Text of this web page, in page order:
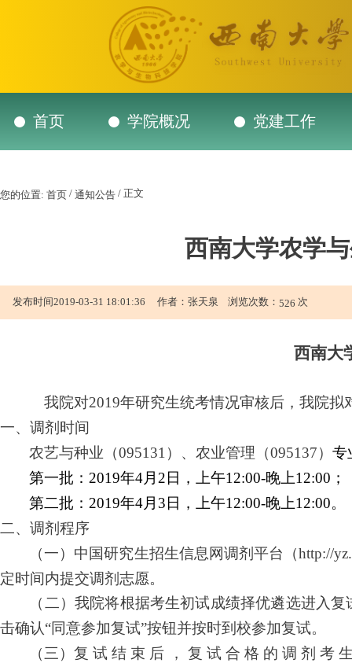
首页 学院概况 党建工作
您的位置: 首页 / 通知公告 / 正文
西南大学农学
发布时间2019-03-31 18:01:36 作者：张天泉 浏览次数： 526 次
西南大
我院对2019年研究生统考情况审核后，我院拟
一、调剂时间
农艺与种业（095131）、农业管理（095137）专
第一批： 2019年4月2日，上午12:00-晚上12:00；
第二批： 2019年4月3日，上午12:00-晚上12:00。
二、调剂程序
（一）中国研究生招生信息网调剂平台（http://
定时间内提交调剂志愿。
（二）我院将根据考生初试成绩择优遴选进入
击确认“同意参加复试”按钮并按时到校参加复试。
（三）复 试 结 束 后 ， 复 试 合 格 的 调 剂 考